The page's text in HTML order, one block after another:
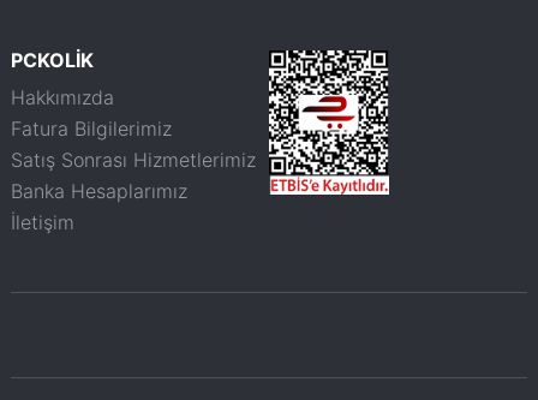
PCKOLİK
Hakkımızda
Fatura Bilgilerimiz
Satış Sonrası Hizmetlerimiz
Banka Hesaplarımız
İletişim